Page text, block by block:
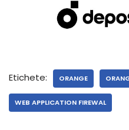
Etichete: ORANGE
WEB APPLICATION FIREWAL